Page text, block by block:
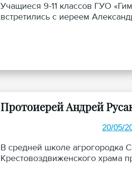
Учащиеся 9-11 классов ГУО
встретились с иереем
Протоиерей Андрей
20/05/
В средней школе агрогородка
Крестовоздвиженского храма